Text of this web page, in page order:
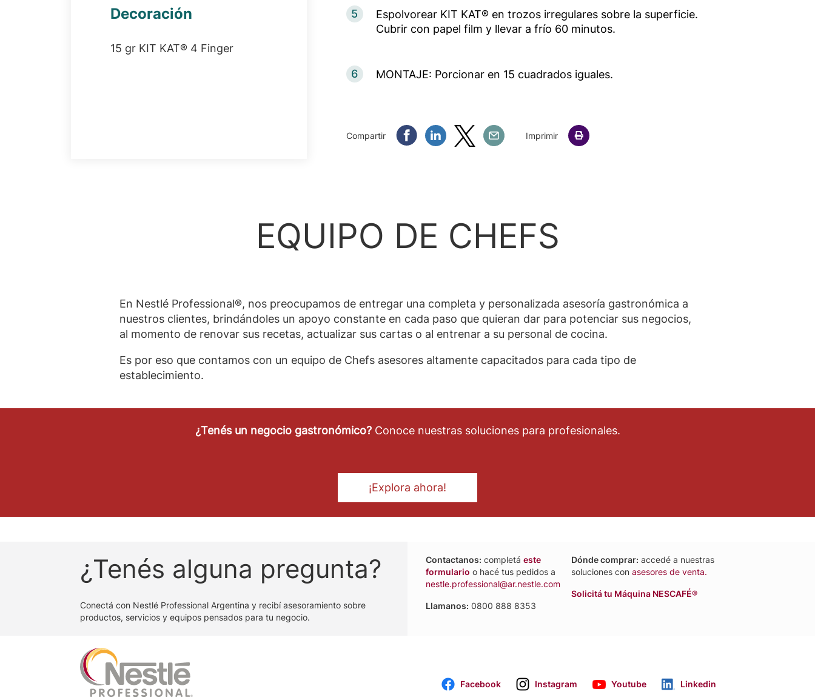
Decoración
15 gr KIT KAT® 4 Finger
5
Espolvorear KIT KAT® en trozos irregulares sobre la superficie.
Cubrir con papel film y llevar a frío 60 minutos.
6 MONTAJE: Porcionar en 15 cuadrados iguales.
Compartir Compartir Facebook
Compartir Linkedin
Compartir Twitter
Compartir Email
Imprimir
EQUIPO DE CHEFS
En Nestlé Professional®, nos preocupamos de entregar una completa y personalizada asesoría gastronómica a
nuestros clientes, brindándoles un apoyo constante en cada paso que quieran dar para potenciar sus negocios,
al momento de renovar sus recetas, actualizar sus cartas o al entrenar a su personal de cocina.
Es por eso que contamos con un equipo de Chefs asesores altamente capacitados para cada tipo de
establecimiento.
¿Tenés un negocio gastronómico?Conoce nuestras soluciones para profesionales.
¡Explora ahora!
¿Tenés alguna pregunta?
Conectá con Nestlé Professional Argentina y recibí asesoramiento sobre
productos, servicios y equipos pensados para tu negocio.
Contactanos: completá este
formulario o hacé tus pedidos a
nestle.professional@ar.nestle.com
Llamanos: 0800 888 8353
Dónde comprar: accedé a nuestras
soluciones con asesores de venta.
Solicitá tu Máquina NESCAFÉ®
Facebook Instagram Youtube Linkedin